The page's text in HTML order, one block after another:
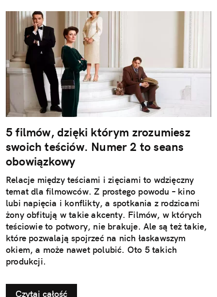
5 filmów, dzięki którym zrozumiesz
swoich teściów. Numer 2 to seans
obowiązkowy
Relacje między teściami i zięciami to wdzięczny
temat dla filmowców. Z prostego powodu – kino
lubi napięcia i konflikty, a spotkania z rodzicami
żony obfitują w takie akcenty. Filmów, w których
teściowie to potwory, nie brakuje. Ale są też takie,
które pozwalają spojrzeć na nich łaskawszym
okiem, a może nawet polubić. Oto 5 takich
produkcji.
Czytaj całość